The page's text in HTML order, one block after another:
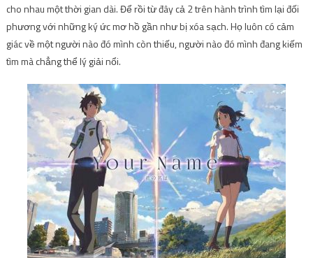
cho nhau một thời gian dài. Để rồi từ đây cả 2 trên hành trình tìm lại đối
phương với những ký ức mơ hồ gần như bị xóa sạch. Họ luôn có cảm
giác về một người nào đó mình còn thiếu, người nào đó mình đang kiếm
tìm mà chẳng thể lý giải nổi.